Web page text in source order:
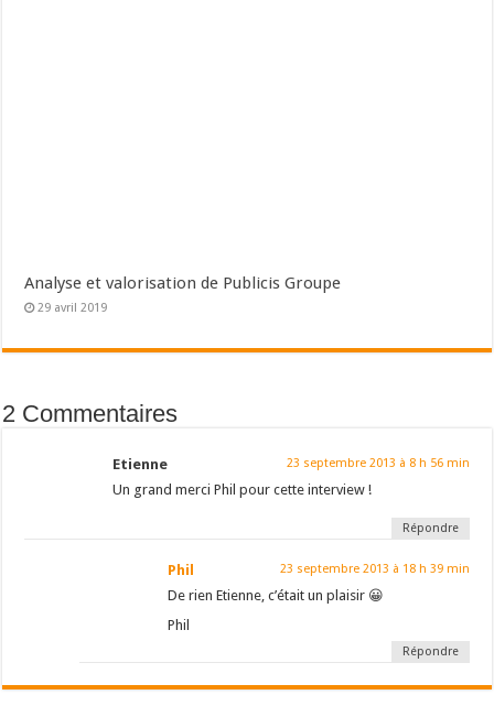
Analyse et valorisation de Publicis Groupe
29 avril 2019
2 Commentaires
Etienne 23 septembre 2013 à 8 h 56 min
Un grand merci Phil pour cette interview !
Répondre
Phil 23 septembre 2013 à 18 h 39 min
De rien Etienne, c’était un plaisir 😀
Phil
Répondre